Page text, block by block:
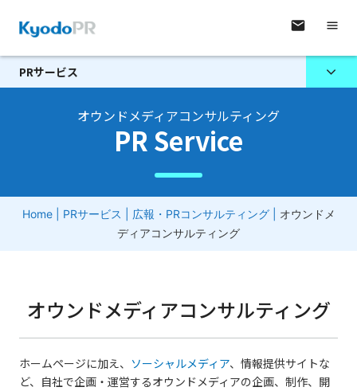
PRサービス
オウンドメディアコンサルティング
PR Service
Home PRサービス 広報・PRコンサルティング
オウンドメ
ディアコンサルティング
オウンドメディアコンサルティング
ホームページに加え、 ソーシャルメディア、情報提供サイトな
ど、自社で企画・運営するオウンドメディアの企画、制作、開